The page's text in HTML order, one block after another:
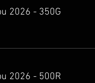
2026 - 350G
2026 - 500R